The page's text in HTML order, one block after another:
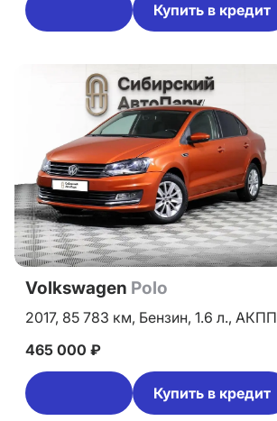
Купить в кредит
Volkswagen Polo
2017, 85 783 км, Бензин, 1.6 л., АКПП
465 000 ₽
Купить в кредит